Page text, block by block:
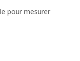
pour mesurer